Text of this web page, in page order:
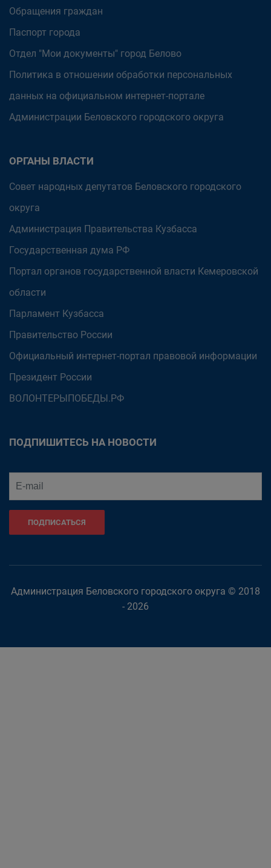
Обращения граждан
Паспорт города
Отдел "Мои документы" город Белово
Политика в отношении обработки персональных
данных на официальном интернет-портале
Администрации Беловского городского округа
ОРГАНЫ ВЛАСТИ
Совет народных депутатов Беловского городского
округа
Администрация Правительства Кузбасса
Государственная дума РФ
Портал органов государственной власти Кемеровской
области
Парламент Кузбасса
Правительство России
Официальный интернет-портал правовой информации
Президент России
ВОЛОНТЕРЫПОБЕДЫ.РФ
ПОДПИШИТЕСЬ НА НОВОСТИ
ПОДПИСАТЬСЯ
Администрация Беловского городского округа © 2018
- 2026